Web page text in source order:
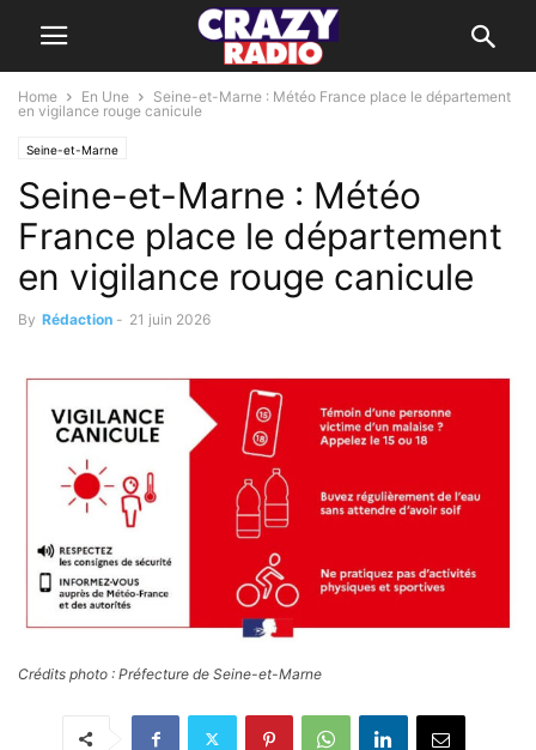
Home En Une
Seine-et-Marne : Météo France place le département
en vigilance rouge canicule
Seine-et-Marne
Seine-et-Marne : Météo
France place le département
en vigilance rouge canicule
By Rédaction - 21 juin 2026
Crédits photo : Préfecture de Seine-et-Marne